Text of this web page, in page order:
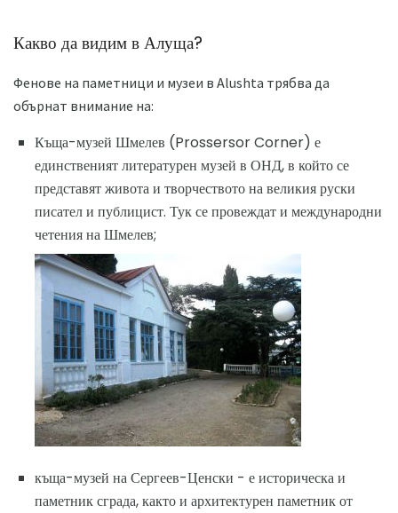
Какво да видим в Алуща?
Фенове на паметници и музеи в Alushta трябва да
обърнат внимание на:
Къща-музей Шмелев (Prossersor Corner) е
единственият литературен музей в ОНД, в който се
представят живота и творчеството на великия руски
писател и публицист. Тук се провеждат и международни
четения на Шмелев;
къща-музей на Сергеев-Ценски - е историческа и
паметник сграда, както и архитектурен паметник от